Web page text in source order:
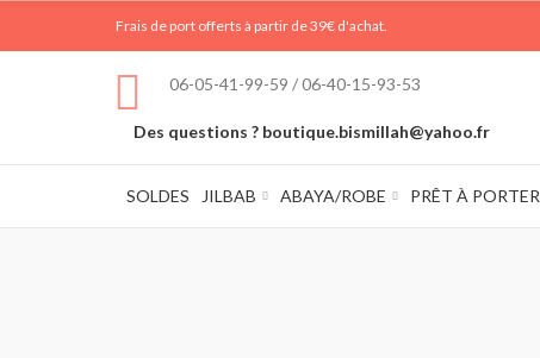
Frais de port offerts à partir de 39€ d'achat.
06-05-41-99-59 / 06-40-15-93-53
Des questions ? boutique.bismillah@yahoo.fr
SOLDES JILBAB ABAYA/ROBE PRÊT À PORTER